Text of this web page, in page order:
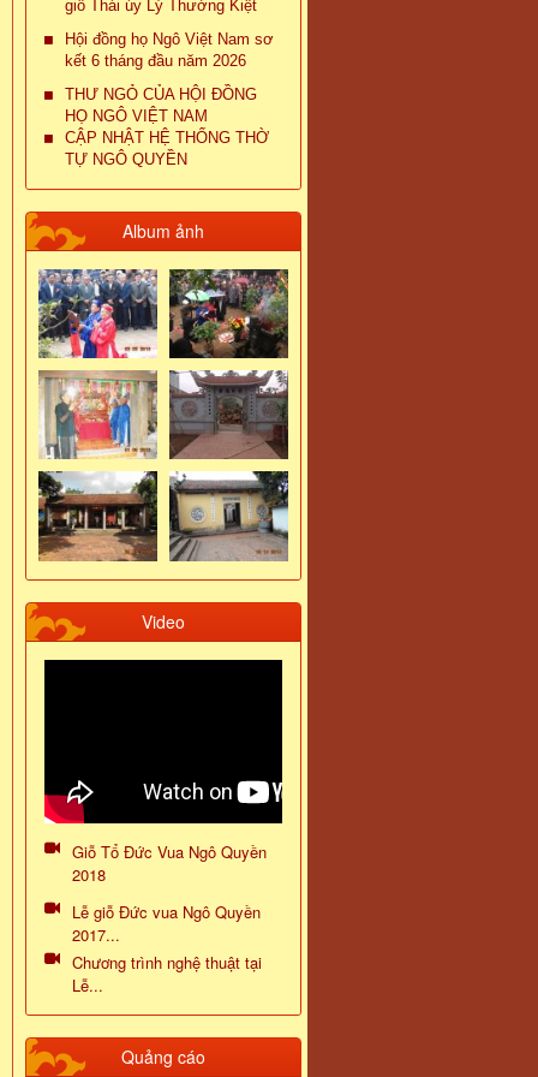
giỗ Thái úy Lý Thường Kiệt
Hội đồng họ Ngô Việt Nam sơ
kết 6 tháng đầu năm 2026
THƯ NGỎ CỦA HỘI ĐỒNG
HỌ NGÔ VIỆT NAM
CẬP NHẬT HỆ THỐNG THỜ
TỰ NGÔ QUYỀN
Album ảnh
Video
Giỗ Tổ Đức Vua Ngô Quyền
2018
Lễ giỗ Đức vua Ngô Quyền
2017...
Chương trình nghệ thuật tại
Lễ...
Quảng cáo